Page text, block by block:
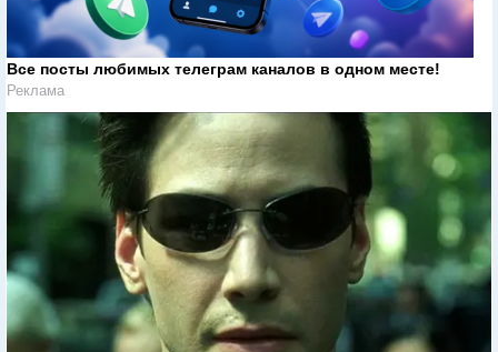
Все посты любимых телеграм каналов в одном месте!
Реклама